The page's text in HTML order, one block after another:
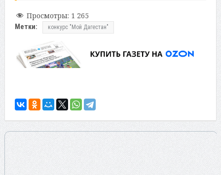
Просмотры: 1 265
Метки: конкурс "Мой Дагестан"